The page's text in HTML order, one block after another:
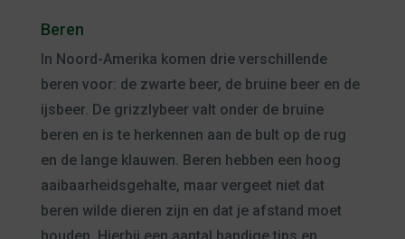
Beren
In Noord-Amerika komen drie verschillende
beren voor: de zwarte beer, de bruine beer en de
ijsbeer. De grizzlybeer valt onder de bruine
beren en is te herkennen aan de bult op de rug
en de lange klauwen. Beren hebben een hoog
aaibaarheidsgehalte, maar vergeet niet dat
beren wilde dieren zijn en dat je afstand moet
houden. Hierbij een aantal handige tips en